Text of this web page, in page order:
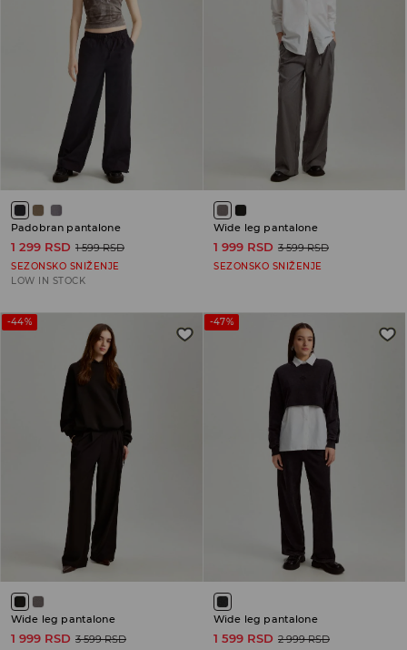
Padobran pantalone
1 299 RSD 1 599 RSD
SEZONSKO SNIŽENJE
LOW IN STOCK
Wide leg pantalone
1 999 RSD 3 599 RSD
SEZONSKO SNIŽENJE
-44%
Wide leg pantalone
1 999 RSD 3 599 RSD
-47%
Wide leg pantalone
1 599 RSD 2 999 RSD